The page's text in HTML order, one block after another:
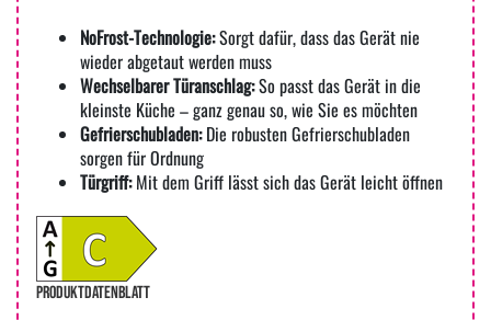
NoFrost-Technologie:Sorgt dafür, dass das Gerät nie
wieder abgetaut werden muss
Wechselbarer Türanschlag:So passt das Gerät in die
kleinste Küche – ganz genau so, wie Sie es möchten
Gefrierschubladen:Die robusten Gefrierschubladen
sorgen für Ordnung
Türgriff:Mit dem Griff lässt sich das Gerät leicht öffnen
PRODUKTDATENBLATT